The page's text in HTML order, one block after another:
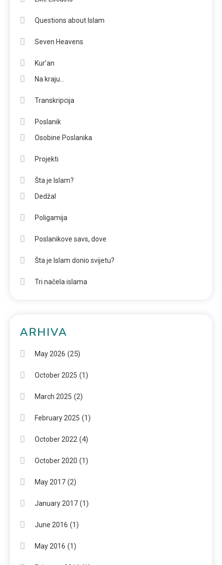
Questions about Islam
Seven Heavens
Kur’an
Na kraju…
Transkripcija
Poslanik
Osobine Poslanika
Projekti
Šta je Islam?
Dedžal
Poligamija
Poslanikove savs, dove
Šta je Islam donio svijetu?
Tri načela islama
ARHIVA
May 2026 (25)
October 2025 (1)
March 2025 (2)
February 2025 (1)
October 2022 (4)
October 2020 (1)
May 2017 (2)
January 2017 (1)
June 2016 (1)
May 2016 (1)